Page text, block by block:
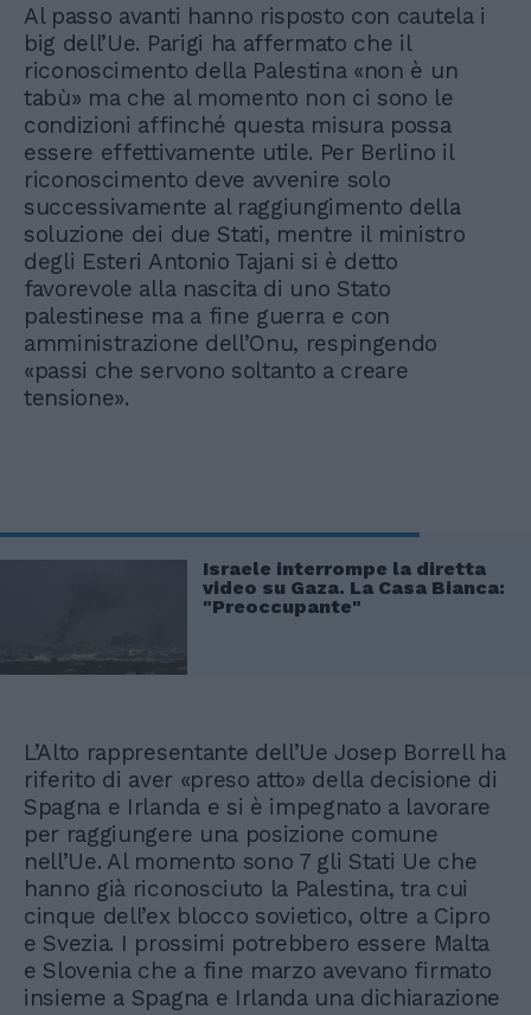
Al passo avanti hanno risposto con cautela i
big dell’Ue. Parigi ha affermato che il
riconoscimento della Palestina «non è un
tabù» ma che al momento non ci sono le
condizioni affinché questa misura possa
essere effettivamente utile. Per Berlino il
riconoscimento deve avvenire solo
successivamente al raggiungimento della
soluzione dei due Stati, mentre il ministro
degli Esteri Antonio Tajani si è detto
favorevole alla nascita di uno Stato
palestinese ma a fine guerra e con
amministrazione dell’Onu, respingendo
«passi che servono soltanto a creare
tensione».
Israele interrompe la diretta
video su Gaza. La Casa Bianca:
"Preoccupante"
L’Alto rappresentante dell’Ue Josep Borrell ha
riferito di aver «preso atto» della decisione di
Spagna e Irlanda e si è impegnato a lavorare
per raggiungere una posizione comune
nell’Ue. Al momento sono 7 gli Stati Ue che
hanno già riconosciuto la Palestina, tra cui
cinque dell’ex blocco sovietico, oltre a Cipro
e Svezia. I prossimi potrebbero essere Malta
e Slovenia che a fine marzo avevano firmato
insieme a Spagna e Irlanda una dichiarazione